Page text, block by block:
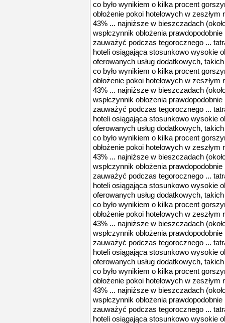
co było wynikiem o kilka procent
obłożenie pokoi hotelowych w zeszłym
43% ... najniższe w bieszczadach
wspłczynnik obłożenia
zauważyć podczas tegorocznego ...
hoteli osiągająca stosunkowo wysokie
oferowanych usług dodatkowych,
co było wynikiem o kilka procent
obłożenie pokoi hotelowych w zeszłym
43% ... najniższe w bieszczadach
wspłczynnik obłożenia
zauważyć podczas tegorocznego ...
hoteli osiągająca stosunkowo wysokie
oferowanych usług dodatkowych,
co było wynikiem o kilka procent
obłożenie pokoi hotelowych w zeszłym
43% ... najniższe w bieszczadach
wspłczynnik obłożenia
zauważyć podczas tegorocznego ...
hoteli osiągająca stosunkowo wysokie
oferowanych usług dodatkowych,
co było wynikiem o kilka procent
obłożenie pokoi hotelowych w zeszłym
43% ... najniższe w bieszczadach
wspłczynnik obłożenia
zauważyć podczas tegorocznego ...
hoteli osiągająca stosunkowo wysokie
oferowanych usług dodatkowych,
co było wynikiem o kilka procent
obłożenie pokoi hotelowych w zeszłym
43% ... najniższe w bieszczadach
wspłczynnik obłożenia
zauważyć podczas tegorocznego ...
hoteli osiągająca stosunkowo wysokie